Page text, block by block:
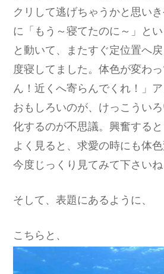
クリして逃げちゃうかと思い
に「もう～寝てたのに～」と
と動いて、またすぐ定位置へ
度寝してました。体色が変わ
ん！近くへ寄らんでくれ！」ア
おもしろいのが、けっこうい
化するのが不思議。興奮すると
よく見ると、求愛の時にも体色
今度じっくり見てみて下さいね
そして、表題にあるように、
こちらと、